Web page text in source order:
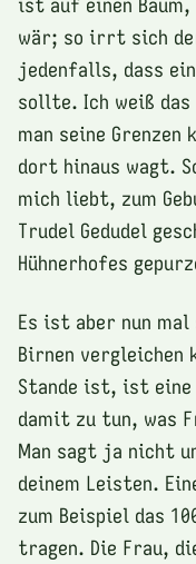
wär; so irrt sich
jedenfalls, dass ein
sollte. Ich weiß
man seine Grenzen
dort hinaus wagt.
mich liebt, zum
Trudel Gedudel
Hühnerhofes
Es ist aber nun
Birnen vergleichen
Stande ist, ist eine
damit zu tun, was
Man sagt ja nicht
deinem Leisten.
zum Beispiel das
tragen. Die Frau,